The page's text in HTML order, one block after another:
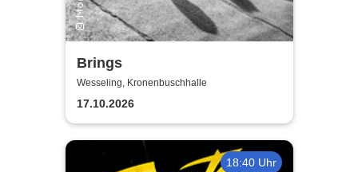
Brings
Wesseling, Kronenbuschhalle
17.10.2026
18:40 Uhr